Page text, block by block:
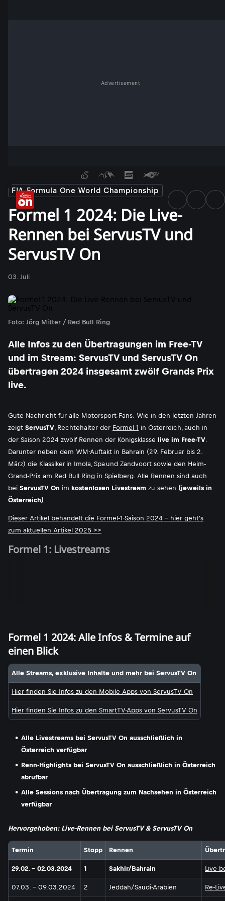
Advertisement
FIA Formula One World Championship
Formel 1 2024: Die Live-
Rennen bei ServusTV und
ServusTV On
03. Juli
Foto: Jörg Mitter / Red Bull Ring
Alle Infos zu den Übertragungen im Free-TV
und im Stream: ServusTV und ServusTV On
übertragen 2024 insgesamt zwölf Grands Prix
live.
Gute Nachricht für alle Motorsport-Fans: Wie in den letzten Jahren
zeigt ServusTV, Rechtehalter der Formel 1 in Österreich, auch in
der Saison 2024 zwölf Rennen der Königsklasse live im Free-TV.
Darunter neben dem WM-Auftakt in Bahrain (29. Februar bis 2.
März) die Klassiker in Imola, Spa und Zandvoort sowie den Heim-
Grand-Prix am Red Bull Ring in Spielberg. Alle Rennen sind auch
bei ServusTV On im kostenlosen Livestream zu sehen (jeweils in
Österreich).
Dieser Artikel behandelt die Formel-1-Saison 2024 - hier geht's
zum aktuellen Artikel 2025 >>
Formel 1: Livestreams
Formel 1 2024: Alle Infos & Termine auf
einen Blick
Alle Streams, exklusive Inhalte und mehr bei ServusTV On
Hier finden Sie Infos zu den Mobile Apps von ServusTV On
Hier finden Sie Infos zu den SmartTV-Apps von ServusTV On
Alle Livestreams bei ServusTV On ausschließlich in
Österreich verfügbar
Renn-Highlights bei ServusTV On ausschließlich in Österreich
abrufbar
Alle Sessions nach Übertragung zum Nachsehen in Österreich
verfügbar
Hervorgehoben: Live-Rennen bei ServusTV & ServusTV On
Termin Stopp Rennen
29.02. - 02.03.2024 1 Sakhir/Bahrain Live
07.03. - 09.03.2024 2 Jeddah/Saudi-Arabien Re-